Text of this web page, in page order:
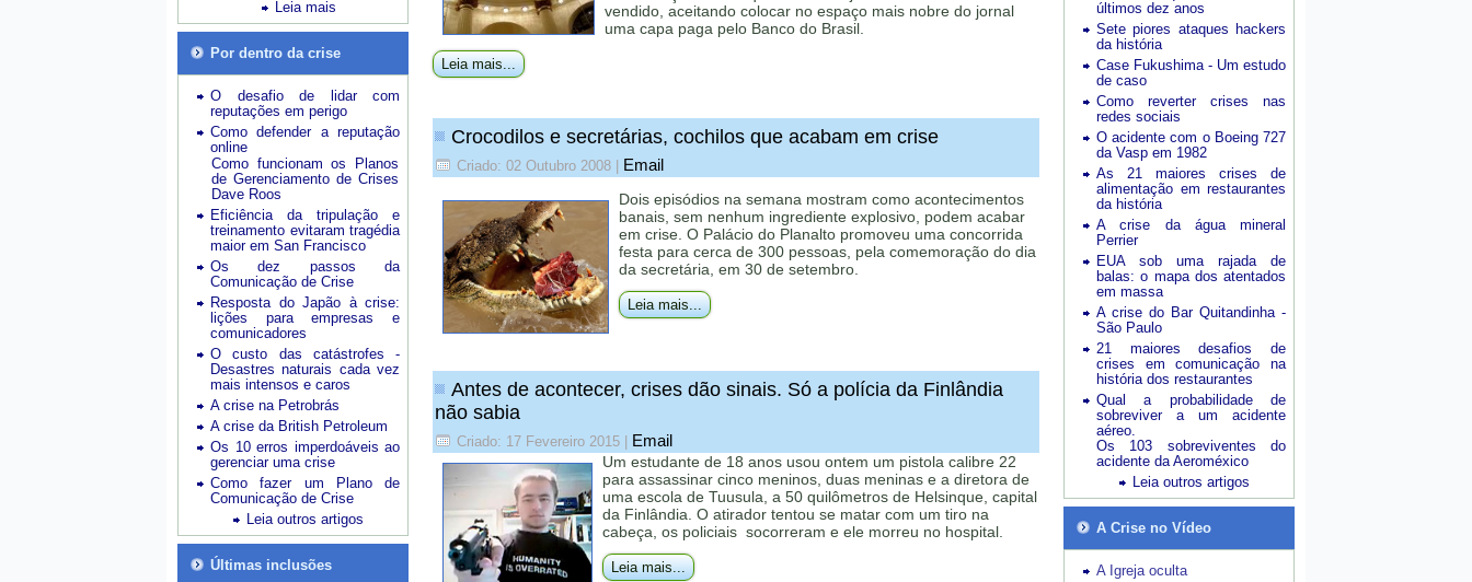
Leia mais
Por dentro da crise
O desafio de lidar com
reputações em perigo
Como defender a reputação
online
Como funcionam os Planos
de Gerenciamento de Crises
Dave Roos
Eficiência da tripulação e
treinamento evitaram tragédia
maior em San Francisco
Os dez passos da
Comunicação de Crise
Resposta do Japão à crise:
lições para empresas e
comunicadores
O custo das catástrofes -
Desastres naturais cada vez
mais intensos e caros
A crise na Petrobrás
A crise da British Petroleum
Os 10 erros imperdoáveis ao
gerenciar uma crise
Como fazer um Plano de
Comunicação de Crise
Leia outros artigos
Últimas inclusões
vendido, aceitando colocar no espaço mais nobre do jornal
uma capa paga pelo Banco do Brasil.
Leia mais...
Crocodilos e secretárias, cochilos que acabam em crise
Criado: 02 Outubro 2008 Email
Dois episódios na semana mostram como acontecimentos
banais, sem nenhum ingrediente explosivo, podem acabar
em crise. O Palácio do Planalto promoveu uma concorrida
festa para cerca de 300 pessoas, pela comemoração do dia
da secretária, em 30 de setembro.
Leia mais...
Antes de acontecer, crises dão sinais. Só a polícia da Finlândia
não sabia
Criado: 17 Fevereiro 2015 Email
Um estudante de 18 anos usou ontem um pistola calibre 22
para assassinar cinco meninos, duas meninas e a diretora de
uma escola de Tuusula, a 50 quilômetros de Helsinque, capital
da Finlândia. O atirador tentou se matar com um tiro na
cabeça, os policiais socorreram e ele morreu no hospital.
Leia mais...
últimos dez anos
Sete piores ataques hackers
da história
Case Fukushima - Um estudo
de caso
Como reverter crises nas
redes sociais
O acidente com o Boeing 727
da Vasp em 1982
As 21 maiores crises de
alimentação em restaurantes
da história
A crise da água mineral
Perrier
EUA sob uma rajada de
balas: o mapa dos atentados
em massa
A crise do Bar Quitandinha -
São Paulo
21 maiores desafios de
crises em comunicação na
história dos restaurantes
Qual a probabilidade de
sobreviver a um acidente
aéreo.
Os 103 sobreviventes do
acidente da Aeroméxico
Leia outros artigos
A Crise no Vídeo
A Igreja oculta